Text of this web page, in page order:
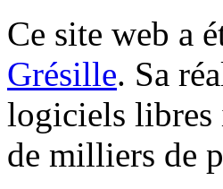
Ce site web a
Grésille. Sa
logiciels libres
de milliers de